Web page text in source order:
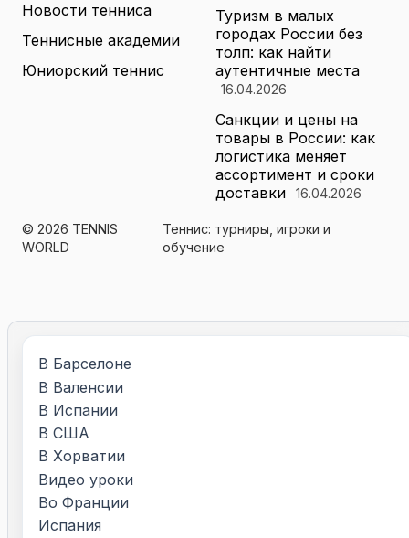
Новости тенниса
Теннисные академии
Юниорский теннис
Туризм в малых
городах России без
толп: как найти
аутентичные места
16.04.2026
Санкции и цены на
товары в России: как
логистика меняет
ассортимент и сроки
доставки
16.04.2026
© 2026 TENNIS
WORLD
Теннис: турниры, игроки и
обучение
В Барселоне
В Валенсии
В Испании
В США
В Хорватии
Видео уроки
Во Франции
Испания